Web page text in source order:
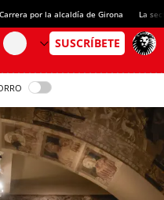
Carrera por la alcaldía de Girona La